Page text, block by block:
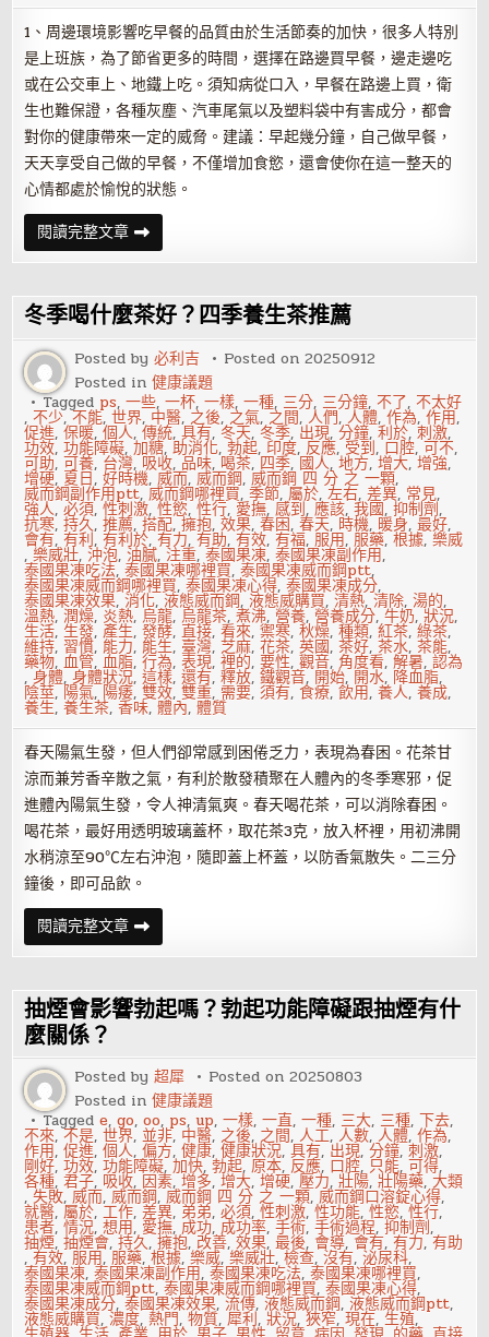
1、周邊環境影響吃早餐的品質由於生活節奏的加快，很多人特別
是上班族，為了節省更多的時間，選擇在路邊買早餐，邊走邊吃
或在公交車上、地鐵上吃。須知病從口入，早餐在路邊上買，衛
生也難保證，各種灰塵、汽車尾氣以及塑料袋中有害成分，都會
對你的健康帶來一定的威脅。建議：早起幾分鐘，自己做早餐，
天天享受自己做的早餐，不僅增加食慾，還會使你在這一整天的
心情都處於愉悅的狀態。
閱讀完整文章三
大
吃
餐
壞
習
慣
帶
來
健
康
隱
患
冬季喝什麼茶好？四季養生茶推薦
Posted by必利吉 Posted on20250912
Posted in健康議題
Tagged ps,一些,一杯,一樣,一種, 三分, 三分鐘,不了,不太好
,不少,不能,世界, 中醫, 之後, 之氣, 之間,人們,人體,作為,作用,
促進,保暖,個人,傳統,具有,冬天,冬季, 出現,分鐘,利於,刺激,
功效,功能障礙,加糖,助消化,勃起, 印度, 反應, 受到, 口腔,可不,
可助,可養, 台灣, 吸收, 品味, 喝茶, 四季, 國人,地方,增大,增強,
增硬, 夏日,好時機,威而,威而鋼,威而鋼 四 分 之 一顆,
威而鋼副作用ptt,威而鋼哪裡買,季節,屬於,左右,差異, 常見,
強人,必須,性刺激,性慾,性行, 愛撫,感到,應該,我國,抑制劑,
抗寒,持久,推薦,搭配,擁抱,效果,春困,春天, 時機, 暖身,最好,
會有,有利,有利於,有力,有助,有效,有福,服用,服藥,根據,樂威
,樂威壯,沖泡,油膩,注重,泰國果凍,泰國果凍副作用,
泰國果凍吃法,泰國果凍哪裡買,泰國果凍威而鋼ptt,
泰國果凍威而鋼哪裡買,泰國果凍心得,泰國果凍成分,
泰國果凍效果,消化,液態威而鋼,液態威購買,清熱,清除,湯的,
溫熱,潤燥, 炎熱, 烏龍, 烏龍茶,煮沸,營養,營養成分,牛奶,狀況,
生活,生發,產生,發酵,直接,看來,禦寒,秋燥,種類,紅茶,綠茶,
維持, 習慣, 能力, 能生, 臺灣,芝麻,花茶,英國,茶好,茶水,茶能,
藥物,血管,血脂,行為,表現,裡的,要性,觀音, 角度看,解暑,認為
,身體,身體狀況,這樣,還有,釋放,鐵觀音, 開始, 開水, 降血脂,
陰莖, 陽氣, 陽痿,雙效,雙重, 需要,須有,食療,飲用,養人,養成,
養生,養生茶,香味,體內,體質
春天陽氣生發，但人們卻常感到困倦乏力，表現為春困。花茶甘
涼而兼芳香辛散之氣，有利於散發積聚在人體內的冬季寒邪，促
進體內陽氣生發，令人神清氣爽。春天喝花茶，可以消除春困。
喝花茶，最好用透明玻璃蓋杯，取花茶3克，放入杯裡，用初沸開
水稍涼至90℃左右沖泡，隨即蓋上杯蓋，以防香氣散失。二三分
鐘後，即可品飲。
閱讀完整文章冬
季
喝
麼
茶
好？
養
生
茶
推
薦
抽煙會影響勃起嗎？勃起功能障礙跟抽煙有什
麼關係？
Posted by超犀 Posted on20250803
Posted in健康議題
Taggede,go,oo, ps,up,一樣,一直,一種, 三大, 三種,下去,
不來,不是,世界,並非, 中醫, 之後, 之間,人工,人數,人體,作為,
作用,促進,個人,偏方,健康,健康狀況,具有, 出現,分鐘,刺激,
剛好,功效,功能障礙,加快,勃起,原本, 反應, 口腔, 只能,可得,
各種,君子, 吸收, 因素,增多,增大,增硬,壓力,壯陽,壯陽藥,大類
,失敗,威而,威而鋼,威而鋼 四 分 之 一顆,威而鋼口溶錠心得,
就醫,屬於,工作,差異, 弟弟,必須,性刺激,性功能,性慾,性行,
患者,情況,想用, 愛撫, 成功, 成功率,手術,手術過程,抑制劑,
抽煙,抽煙會,持久,擁抱, 改善,效果,最後, 會導,會有,有力,有助
,有效,服用,服藥,根據,樂威,樂威壯,檢查,沒有,泌尿科,
泰國果凍,泰國果凍副作用,泰國果凍吃法,泰國果凍哪裡買,
泰國果凍威而鋼ptt,泰國果凍威而鋼哪裡買,泰國果凍心得,
泰國果凍成分,泰國果凍效果,流傳,液態威而鋼,液態威而鋼ptt,
液態威購買,濃度,熱門,物質,犀利,狀況,狹窄,現在,生殖,